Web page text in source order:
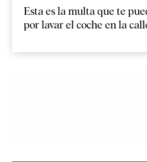
Esta es la multa que te
por lavar el coche en la